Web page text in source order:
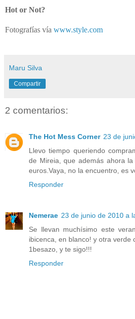
Hot or Not?
Fotografías vía www.style.com
Maru Silva
Compartir
2 comentarios:
The Hot Mess Corner 23 de
Llevo tiempo queriendo
de Mireia, que además ahora
euros.Vaya, no la encuentro, es
Responder
Nemerae 23 de junio de 2010 a
Se llevan muchísimo este
ibicenca, en blanco! y otra verde
1besazo, y te sigo!!!
Responder